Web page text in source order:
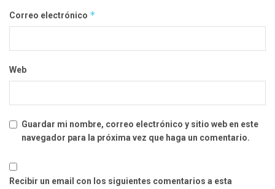
Correo electrónico *
Web
Guardar mi nombre, correo electrónico y sitio web en este
navegador para la próxima vez que haga un comentario.
Recibir un email con los siguientes comentarios a esta